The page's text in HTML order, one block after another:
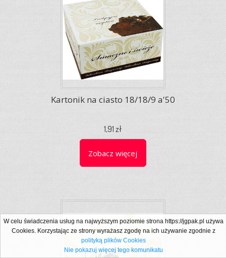
Kartonik na ciasto 18/18/9 a'50
1,91 zł
Zobacz więcej
W celu świadczenia usług na najwyższym poziomie strona https://jgpak.pl używa
Cookies. Korzystając ze strony wyrażasz zgodę na ich używanie zgodnie z
polityką plików Cookies
Nie pokazuj więcej tego komunikatu